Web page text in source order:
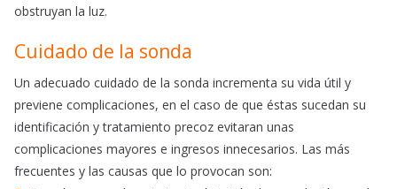
obstruyan la luz.
Cuidado de la sonda
Un adecuado cuidado de la sonda incrementa su vida útil y
previene complicaciones, en el caso de que éstas sucedan su
identificación y tratamiento precoz evitaran unas
complicaciones mayores e ingresos innecesarios. Las más
frecuentes y las causas que lo provocan son: